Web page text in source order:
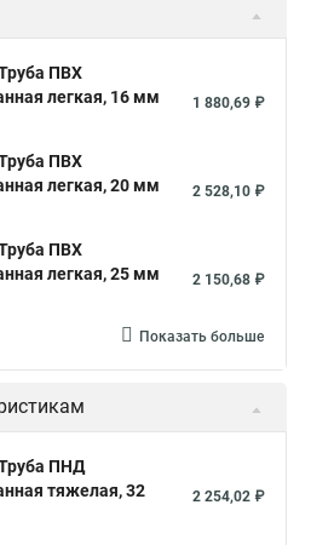
ПВХ
легкая, 16 мм
1 880,69 ₽
ПВХ
легкая, 20 мм
2 528,10 ₽
ПВХ
легкая, 25 мм
2 150,68 ₽
Показать больше
ПНД
тяжелая, 32
2 254,02 ₽